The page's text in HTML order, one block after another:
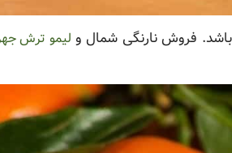
باشد. فروش نارنگی شمال و لیمو ترش